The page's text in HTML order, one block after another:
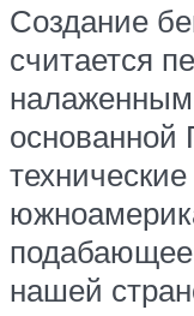
Создание
считается
основанной
подабающее
нашей